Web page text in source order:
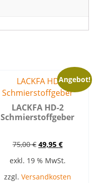
Angebot!
LACKFA HD-2
Schmierstoffgeber
75,00€ Ursprünglicher
war:
75,00 €
49,95 €Aktueller
ist:
49,95 €.
exkl. 19 % MwSt.
zzgl. Versandkosten